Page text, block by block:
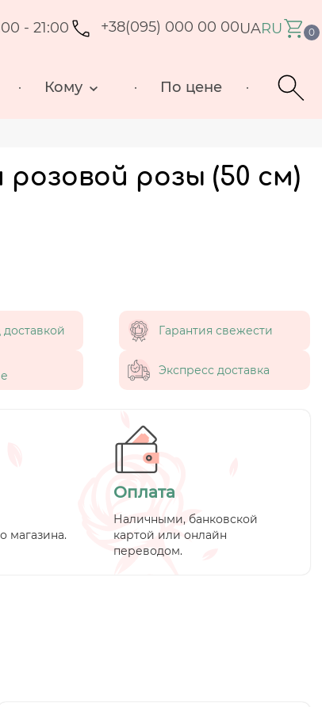
- 21:00 +38(095) 000 00 00UARU 0
Кому По цене
розовой розы (50 см)
Гарантия свежести
Экспресс доставка
магазина.
Оплата
Наличными, банковской
картой или онлайн
переводом.